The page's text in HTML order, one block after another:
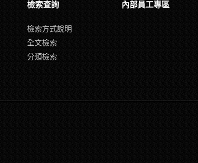
檢索查詢
檢索方式說明
全文檢索
分類檢索
內部員工專區